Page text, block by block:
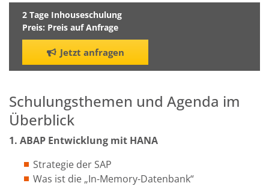
2 Tage Inhouseschulung
Preis: Preis auf Anfrage
Jetzt anfragen
Schulungsthemen und Agenda im
Überblick
1. ABAP Entwicklung mit HANA
Strategie der SAP
Was ist die „In-Memory-Datenbank“